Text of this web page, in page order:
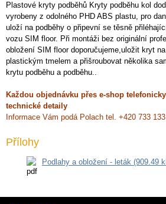
Plastové kryty podběhů Kryty podběhu kol
vyrobeny z odolného PHD ABS plastu, pro
uloží na podběhy o připevní se těsně
vozu SIM floor. Při montáži bez originální
obložení SIM floor doporučujeme,uložit kryt
plastickým tmelem a přišroubovat několika
krytu podběhu a podběhu..
Každou objednávku přes e-shop
technické detaily
Informace Vám podá Polach tel. +420 733
Přílohy
Podlahy a obložení - leták (909.49